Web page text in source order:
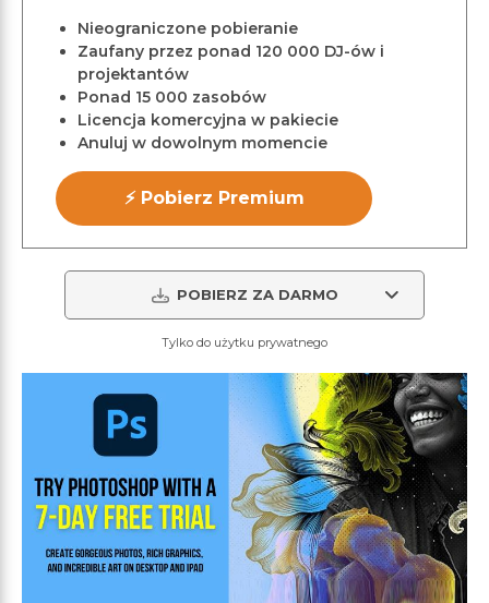
Nieograniczone pobieranie
Zaufany przez ponad 120 000 DJ-ów i
projektantów
Ponad 15 000 zasobów
Licencja komercyjna w pakiecie
Anuluj w dowolnym momencie
⚡ Pobierz Premium
POBIERZ ZA DARMO
Tylko do użytku prywatnego